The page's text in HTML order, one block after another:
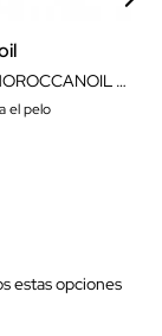
NECESER MOROCCANOIL REPARACIÓN
el pelo
estas opciones